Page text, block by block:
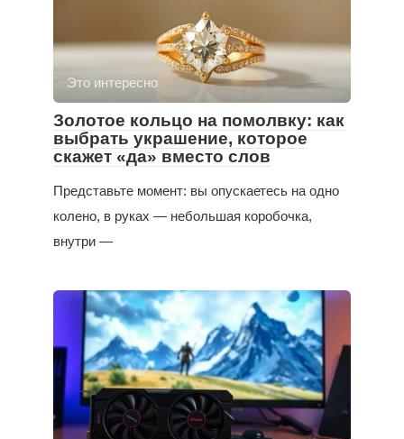
Это интересно
Золотое кольцо на помолвку: как
выбрать украшение, которое
скажет «да» вместо слов
Представьте момент: вы опускаетесь на одно
колено, в руках — небольшая коробочка,
внутри —